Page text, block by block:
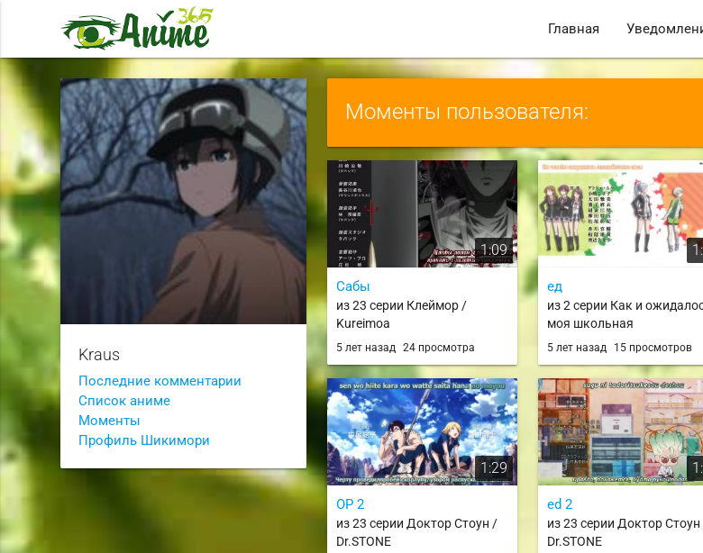
Главная
Kraus
Последние комментарии
Список аниме
Моменты
Профиль Шикимори
Моменты пользователя:
1:09
Сабы
из 23 серии Клеймор /
Kureimoa
5 лет назад 24 просмотра
ед
из 2 серии Как и
моя школьная
романтическая жизнь не
no Seishun Love Comedy
Machigatteiru. Zoku /
2
5 лет назад 15 просмотров
1:29
OP 2
из 23 серии Доктор Стоун /
Dr.STONE
ed 2
из 23 серии Доктор
Dr.STONE